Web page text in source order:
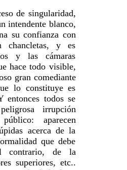
de singularidad,
intendente blanco,
su confianza con
chancletas, y es
y las cámaras
hace todo visible,
gran comediante
lo constituye es
todos se
irrupción
aparecen
acerca de la
que debe
contrario, de la
superiores, etc..